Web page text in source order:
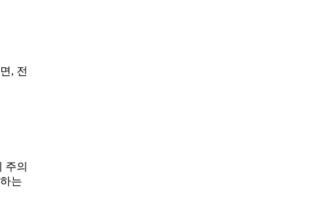
, 전
주의
는